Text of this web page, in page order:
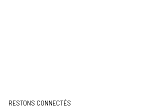
RESTONS CONNECTÉS